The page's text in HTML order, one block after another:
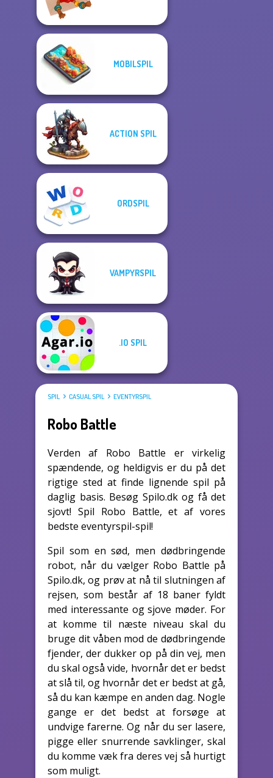
MOBILSPIL
ACTION SPIL
ORDSPIL
VAMPYRSPIL
.IO SPIL
SPIL CASUAL SPIL EVENTYRSPIL
Robo Battle
Verden af Robo Battle er virkelig
spændende, og heldigvis er du på det
rigtige sted at finde lignende spil på
daglig basis. Besøg Spilo.dk og få det
sjovt! Spil Robo Battle, et af vores
bedste eventyrspil-spil!
Spil som en sød, men dødbringende
robot, når du vælger Robo Battle på
Spilo.dk, og prøv at nå til slutningen af
rejsen, som består af 18 baner fyldt
med interessante og sjove møder. For
at komme til næste niveau skal du
bruge dit våben mod de dødbringende
fjender, der dukker op på din vej, men
du skal også vide, hvornår det er bedst
at slå til, og hvornår det er bedst at gå,
så du kan kæmpe en anden dag. Nogle
gange er det bedst at forsøge at
undvige farerne. Og når du ser lasere,
pigge eller snurrende savklinger, skal
du komme væk fra deres vej så hurtigt
som muligt.